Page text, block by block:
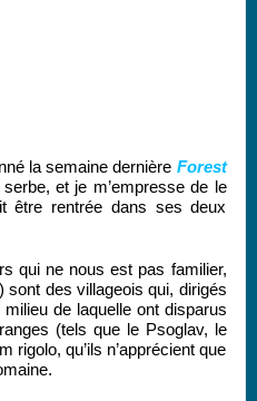
la semaine dernière Forest
et je m’empresse de le
être rentrée dans ses deux
qui ne nous est pas familier,
des villageois qui, dirigés
de laquelle ont disparus
(tels que le Psoglav, le
rigolo, qu’ils n’apprécient que